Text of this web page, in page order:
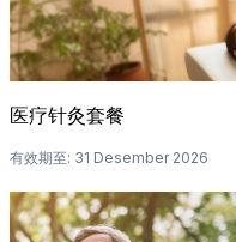
医疗针灸套餐
有效期至: 31 Desember 2026